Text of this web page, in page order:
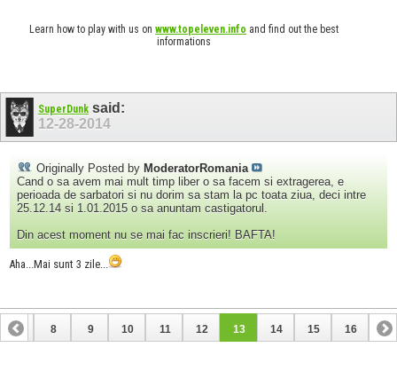
Learn how to play with us onwww.topeleven.info and find out the best
informations
SuperDunksaid:
12-28-2014
Originally Posted by ModeratorRomania
Cand o sa avem mai mult timp liber o sa facem si extragerea, e
perioada de sarbatori si nu dorim sa stam la pc toata ziua, deci intre
25.12.14 si 1.01.2015 o sa anuntam castigatorul.
Din acest moment nu se mai fac inscrieri! BAFTA!
Aha...Mai sunt 3 zile...
7 8 9 10 11 12 13 14 15 16